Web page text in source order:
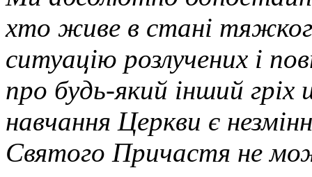
хто живе в стані
ситуацію розлучених і
про будь-який інший
навчання Церкви є
Святого Причастя не